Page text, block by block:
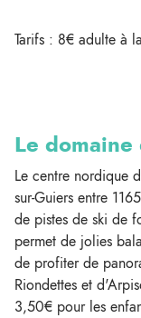
Tarifs : 8€ adulte à
Le domaine
Le centre nordique
sur-Guiers entre
de pistes de ski de
permet de jolies
de profiter de
Riondettes et
3,50€ pour les